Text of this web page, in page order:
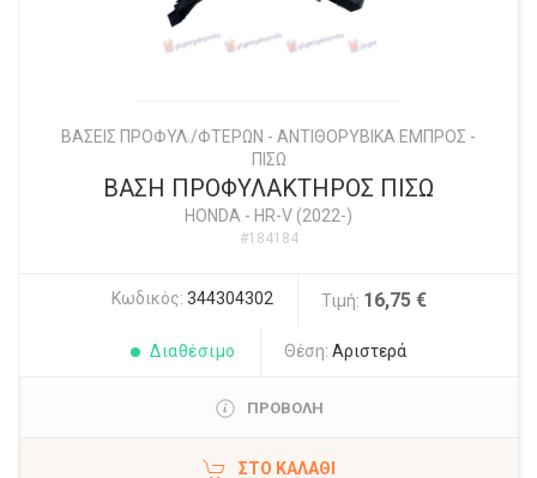
ΒΑΣΕΙΣ ΠΡΟΦΥΛ./ΦΤΕΡΩΝ - ΑΝΤΙΘΟΡΥΒΙΚΑ ΕΜΠΡΟΣ -
ΠΙΣΩ
ΒΑΣΗ ΠΡΟΦΥΛΑΚΤΗΡΟΣ ΠΙΣΩ
HONDA - HR-V (2022-)
#184184
Κωδικός: 344304302 Τιμή: 16,75 €
Διαθέσιμο Θέση: Αριστερά
ΠΡΟΒΟΛΗ
ΣΤΟ ΚΑΛΆΘΙ